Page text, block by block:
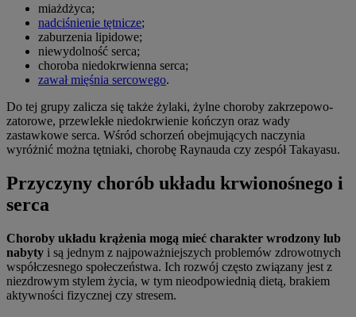
miażdżyca;
nadciśnienie tętnicze;
zaburzenia lipidowe;
niewydolność serca;
choroba niedokrwienna serca;
zawał mięśnia sercowego.
Do tej grupy zalicza się także żylaki, żylne choroby zakrzepowo-
zatorowe, przewlekłe niedokrwienie kończyn oraz wady
zastawkowe serca. Wśród schorzeń obejmujących naczynia
wyróżnić można tętniaki, chorobę Raynauda czy zespół Takayasu.
Przyczyny chorób układu krwionośnego i
serca
Choroby układu krążenia mogą mieć charakter wrodzony lub
nabyty i są jednym z najpoważniejszych problemów zdrowotnych
współczesnego społeczeństwa. Ich rozwój często związany jest z
niezdrowym stylem życia, w tym nieodpowiednią dietą, brakiem
aktywności fizycznej czy stresem.